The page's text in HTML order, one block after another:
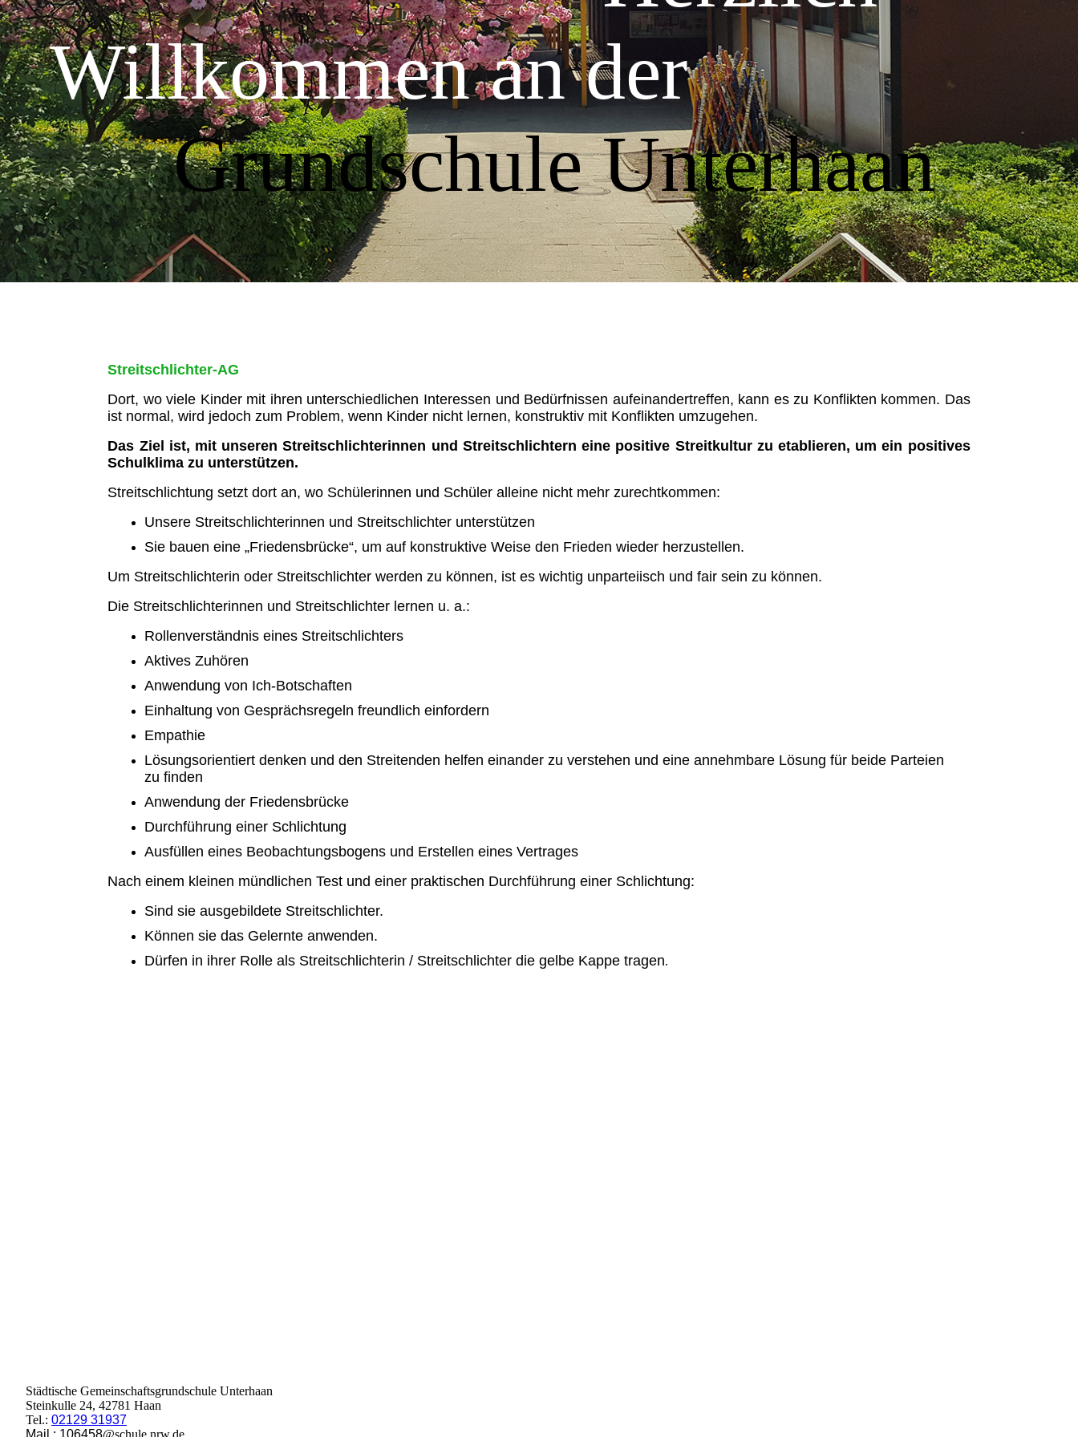
Willkommen an der
Grundschule Unterhaan
Streitschlichter-AG
Dort, wo viele Kinder mit ihren unterschiedlichen Interessen und Bedürfnissen aufeinandertreffen, kann es zu Konflikten kommen. Das
ist normal, wird jedoch zum Problem, wenn Kinder nicht lernen, konstruktiv mit Konflikten umzugehen.
Das Ziel ist, mit unseren Streitschlichterinnen und Streitschlichtern eine positive Streitkultur zu etablieren, um ein positives
Schulklima zu unterstützen.
Streitschlichtung setzt dort an, wo Schülerinnen und Schüler alleine nicht mehr zurechtkommen:
Unsere Streitschlichterinnen und Streitschlichter unterstützen
Sie bauen eine „Friedensbrücke“, um auf konstruktive Weise den Frieden wieder herzustellen.
Um Streitschlichterin oder Streitschlichter werden zu können, ist es wichtig unparteiisch und fair sein zu können.
Die Streitschlichterinnen und Streitschlichter lernen u. a.:
Rollenverständnis eines Streitschlichters
Aktives Zuhören
Anwendung von Ich-Botschaften
Einhaltung von Gesprächsregeln freundlich einfordern
Empathie
Lösungsorientiert denken und den Streitenden helfen einander zu verstehen und eine annehmbare Lösung für beide Parteien
zu finden
Anwendung der Friedensbrücke
Durchführung einer Schlichtung
Ausfüllen eines Beobachtungsbogens und Erstellen eines Vertrages
Nach einem kleinen mündlichen Test und einer praktischen Durchführung einer Schlichtung:
Sind sie ausgebildete Streitschlichter.
Können sie das Gelernte anwenden.
Dürfen in ihrer Rolle als Streitschlichterin / Streitschlichter die gelbe Kappe tragen.
Städtische Gemeinschaftsgrundschule Unterhaan
Steinkulle 24, 42781 Haan
Tel.: 02129 31937